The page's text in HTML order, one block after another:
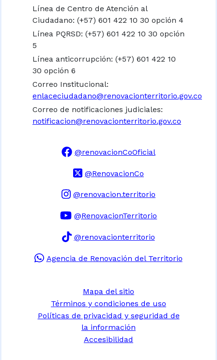
Línea de Centro de Atención al
Ciudadano: (+57) 601 422 10 30 opción 4
Línea PQRSD: (+57) 601 422 10 30 opción
5
Línea anticorrupción: (+57) 601 422 10
30 opción 6
Correo Institucional:
enlaceciudadano@renovacionterritorio.gov.co
Correo de notificaciones judiciales:
notificacion@renovacionterritorio.gov.co
@renovacionCoOficial
@RenovacionCo
@renovacion.territorio
@RenovacionTerritorio
@renovacionterritorio
Agencia de Renovación del Territorio
Mapa del sitio
Términos y condiciones de uso
Políticas de privacidad y seguridad de
la información
Accesibilidad